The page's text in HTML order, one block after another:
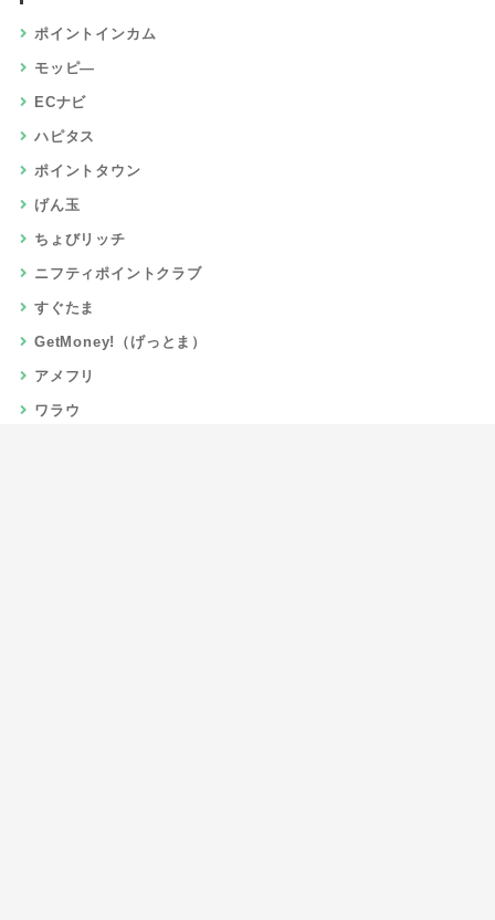
ポイントインカム
モッピ―
ECナビ
ハピタス
ポイントタウン
げん玉
ちょびリッチ
ニフティポイントクラブ
すぐたま
GetMoney!（げっとま）
アメフリ
ワラウ